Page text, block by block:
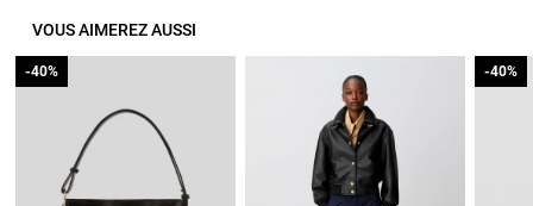
VOUS AIMEREZ AUSSI
-40%
-40% -40%
-40%